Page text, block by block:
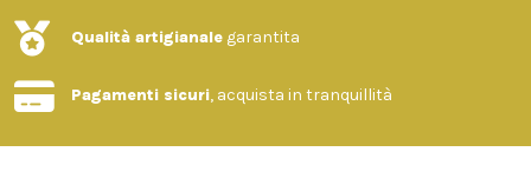
Qualità artigianale garantita
Pagamenti sicuri, acquista in tranquillità